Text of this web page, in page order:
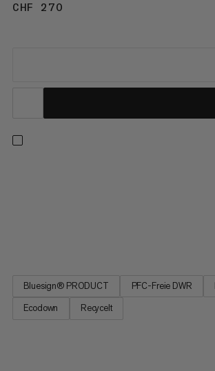
CHF 270
Bluesign® PRODUCT PFC-Freie DWR
Ecodown
Recycelt